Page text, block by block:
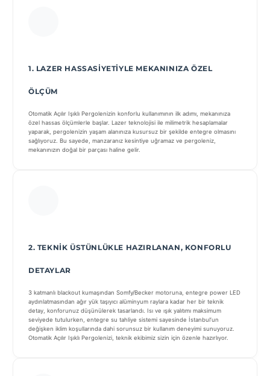
1. LAZER HASSASIYETIYLE MEKANINIZA ÖZEL
ÖLÇÜM
Otomatik Açılır Işıklı Pergolenizin konforlu kullanımının ilk adımı, mekanınıza
özel hassas ölçümlerle başlar. Lazer teknolojisi ile milimetrik hesaplamalar
yaparak, pergolenizin yaşam alanınıza kusursuz bir şekilde entegre olmasını
sağlıyoruz. Bu sayede, manzaranız kesintiye uğramaz ve pergoleniz,
mekanınızın doğal bir parçası haline gelir.
2. TEKNIK ÜSTÜNLÜKLE HAZIRLANAN, KONFORLU
DETAYLAR
3 katmanlı blackout kumaşından Somfy/Becker motoruna, entegre power LED
aydınlatmasından ağır yük taşıyıcı alüminyum raylara kadar her bir teknik
detay, konforunuz düşünülerek tasarlandı. Isı ve ışık yalıtımı maksimum
seviyede tutulurken, entegre su tahliye sistemi sayesinde İstanbul’un
değişken iklim koşullarında dahi sorunsuz bir kullanım deneyimi sunuyoruz.
Otomatik Açılır Işıklı Pergolenizi, teknik ekibimiz sizin için özenle hazırlıyor.